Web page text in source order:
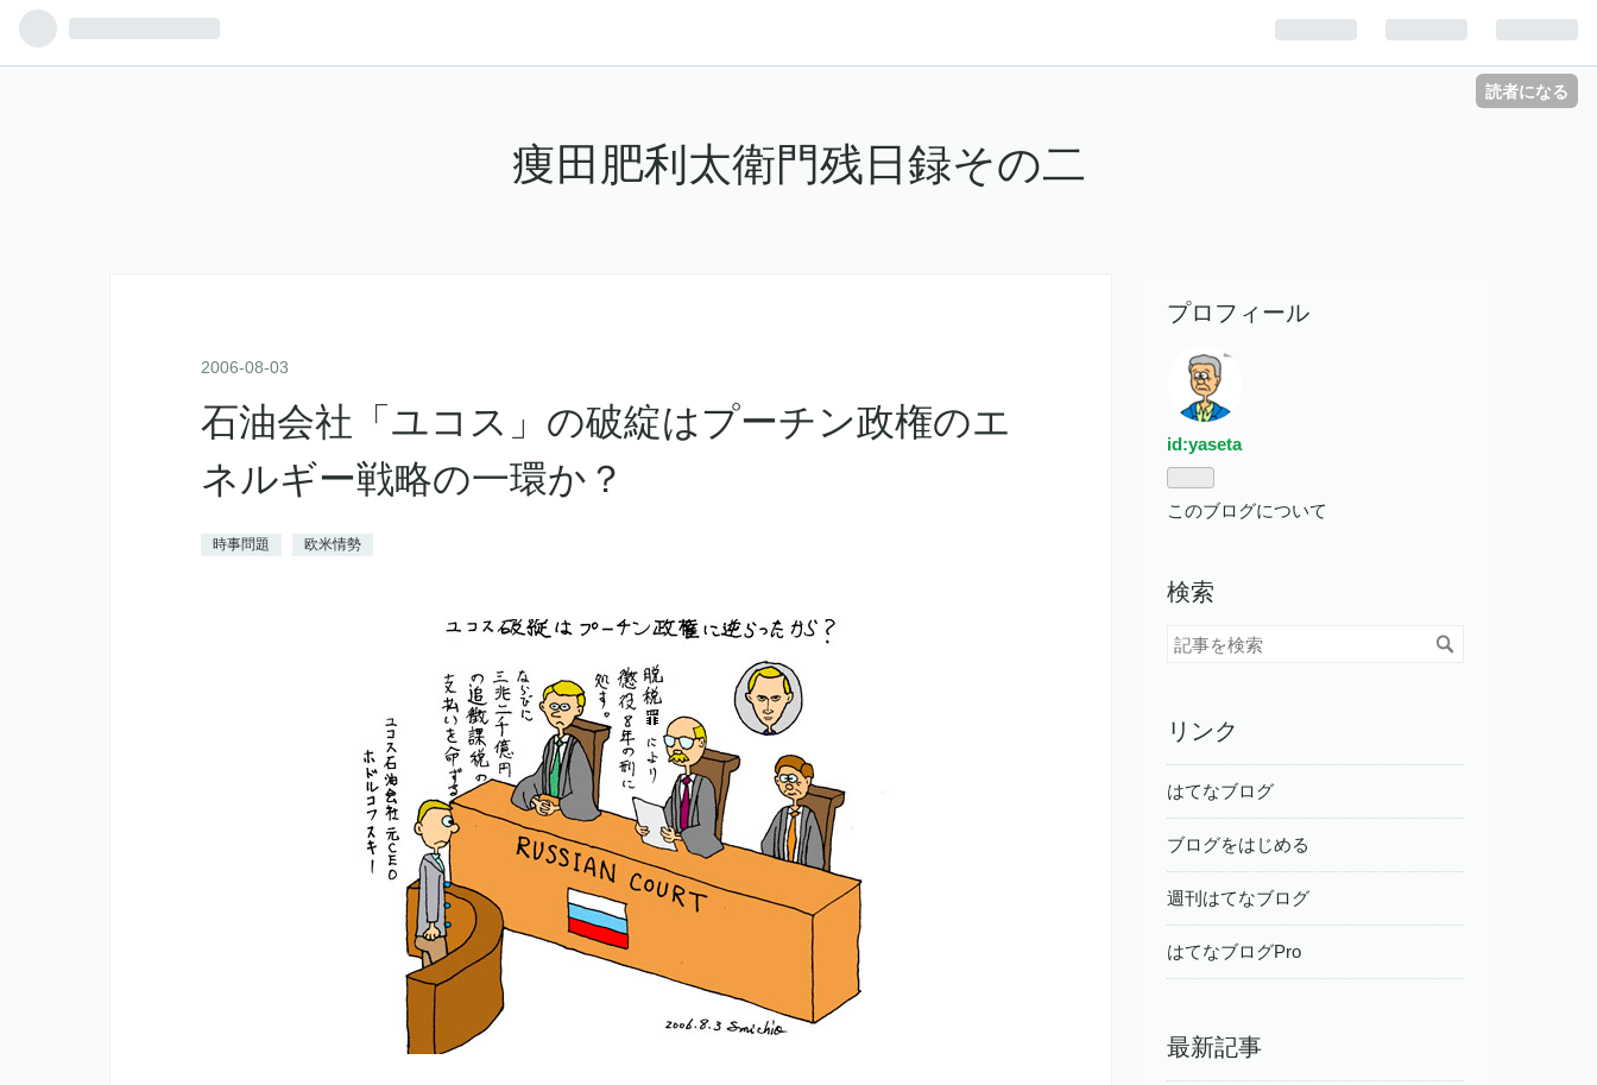
読者になる
痩田肥利太衛門残日録その二
2006-08-03
石油会社「ユコス」の破綻はプーチン政権のエ
ネルギー戦略の一環か？
時事問題 欧米情勢
プロフィール
id:yaseta
このブログについて
検索
リンク
はてなブログ
ブログをはじめる
週刊はてなブログ
はてなブログPro
最新記事